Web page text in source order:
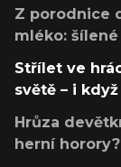
Z porodnice
mléko:
Střílet ve
světě – i
Hrůza
herní horory?